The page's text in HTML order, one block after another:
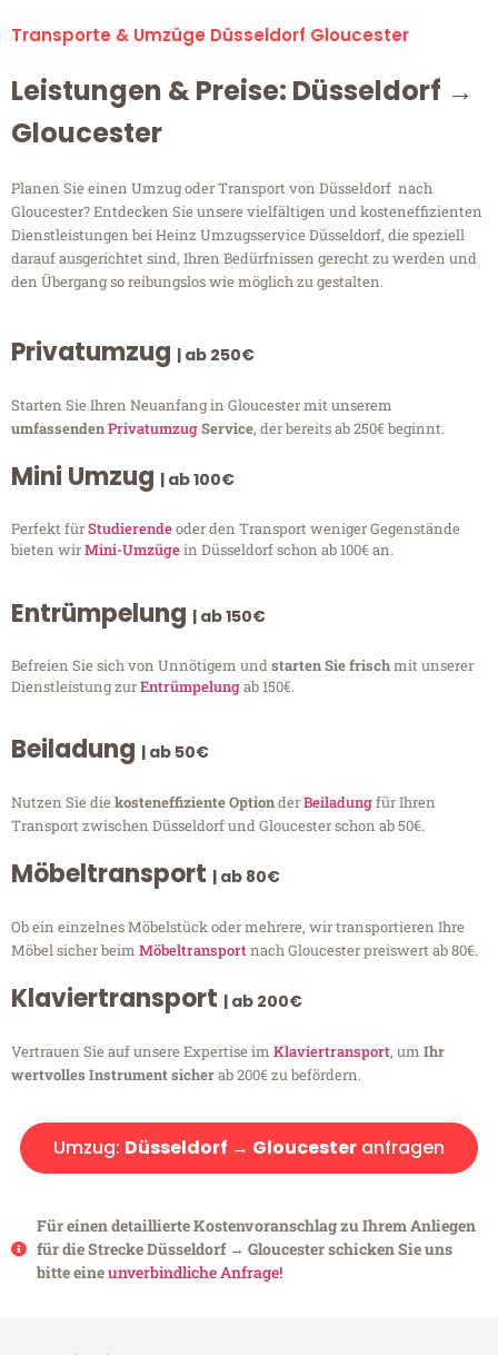
Transporte & Umzüge Düsseldorf Gloucester
Leistungen & Preise: Düsseldorf →
Gloucester
Planen Sie einen Umzug oder Transport von Düsseldorf nach
Gloucester? Entdecken Sie unsere vielfältigen und kosteneffizienten
Dienstleistungen bei Heinz Umzugsservice Düsseldorf, die speziell
darauf ausgerichtet sind, Ihren Bedürfnissen gerecht zu werden und
den Übergang so reibungslos wie möglich zu gestalten.
Privatumzug | ab 250€
Starten Sie Ihren Neuanfang in Gloucester mit unserem
umfassendenPrivatumzugService, der bereits ab 250€ beginnt.
Mini Umzug | ab 100€
Perfekt fürStudierendeoder den Transport weniger Gegenstände
bieten wirMini-Umzügein Düsseldorf schon ab 100€ an.
Entrümpelung | ab 150€
Befreien Sie sich von Unnötigem undstarten Sie frischmit unserer
Dienstleistung zurEntrümpelungab 150€.
Beiladung | ab 50€
Nutzen Sie diekosteneffiziente OptionderBeiladungfür Ihren
Transport zwischen Düsseldorf und Gloucester schon ab 50€.
Möbeltransport | ab 80€
Ob ein einzelnes Möbelstück oder mehrere, wir transportieren Ihre
Möbel sicher beim Möbeltransportnach Gloucester preiswert ab 80€.
Klaviertransport | ab 200€
Vertrauen Sie auf unsere Expertise im Klaviertransport, um Ihr
wertvolles Instrument sicherab 200€ zu befördern.
Umzug: Düsseldorf → Gloucester anfragen
Für einen detaillierte Kostenvoranschlag zu Ihrem Anliegen
für die Strecke Düsseldorf → Gloucester schicken Sie uns
bitte eineunverbindliche Anfrage!